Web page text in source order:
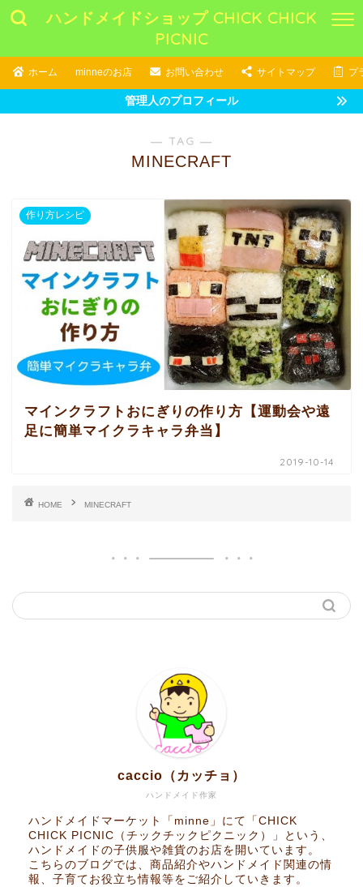
ハンドメイドショップ CHICK CHICK
PICNIC
ホーム minneのお店 お問い合わせ サイトマップ プ
管理人のプロフィール
― TAG ―
MINECRAFT
作り方レシピ
マインクラフトおにぎりの作り方【運動会や遠
足に簡単マイクラキャラ弁当】
2019-10-14
HOME MINECRAFT
ハンドメイド作家
caccio（カッチョ）
ハンドメイドマーケット「minne」にて「CHICK
CHICK PICNIC（チックチックピクニック）」という、
ハンドメイドの子供服や雑貨のお店を開いています。
こちらのブログでは、商品紹介やハンドメイド関連の情
報、子育てお役立ち情報等をご紹介していきます。